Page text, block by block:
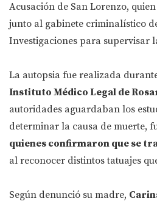
Acusación de San Lorenzo,
junto al gabinete criminalístico
Investigaciones para supervisar
La autopsia fue realizada
Instituto Médico Legal de
autoridades aguardaban los
determinar la causa de muerte,
quienes confirmaron que se
al reconocer distintos tatuajes
Según denunció su madre,